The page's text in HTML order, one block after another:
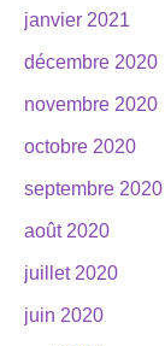
janvier 2021
décembre 2020
novembre 2020
octobre 2020
septembre 2020
août 2020
juillet 2020
juin 2020